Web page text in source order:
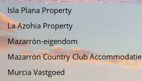
Isla Plana Property
La Azohia Property
Mazarrón-eigendom
Mazarrón Country Club Accommodatie
Murcia Vastgoed